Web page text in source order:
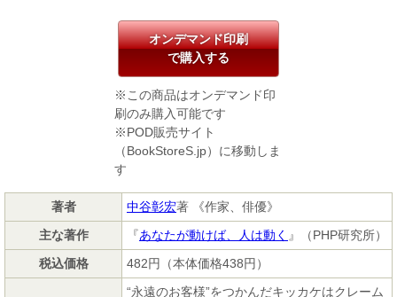
オンデマンド印刷
で購入する
※この商品はオンデマンド印
刷のみ購入可能です
※POD販売サイト
（BookStoreS.jp）に移動しま
す
著者 中谷彰宏著 《作家、俳優》
主な著作
『あなたが動けば、人は動く 』（PHP研究所）
税込価格
482円（本体価格438円）
“永遠のお客様”をつかんだキッカケはクレーム